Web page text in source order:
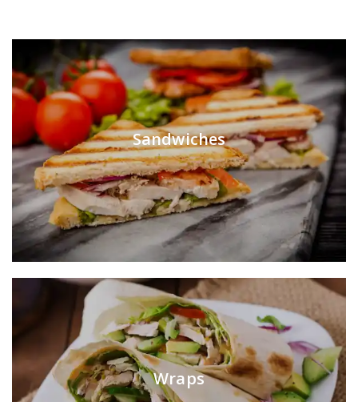
Sandwiches
Wraps